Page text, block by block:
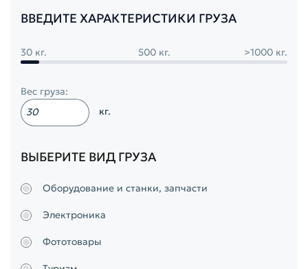
ВВЕДИТЕ ХАРАКТЕРИСТИКИ ГРУЗА
30 кг. 500 кг. >1000 кг.
Вес груза:
кг.
ВЫБЕРИТЕ ВИД ГРУЗА
Оборудование и станки, запчасти
Электроника
Фототовары